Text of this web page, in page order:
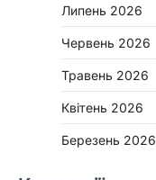
Липень 2026
Червень 2026
Травень 2026
Квітень 2026
Березень 2026